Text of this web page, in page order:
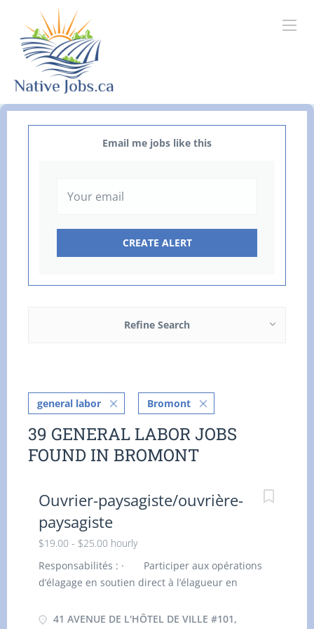
Email me jobs like this
Refine Search
general labor Bromont
39 GENERAL LABOR JOBS
FOUND IN BROMONT
Ouvrier-paysagiste/ouvrière-
paysagiste
$19.00 - $25.00 hourly
Responsabilités : · Participer aux opérations
d’élagage en soutien direct à l’élagueur en
du site et le balisage de la zone de travail. ·
41 AVENUE DE L'HÔTEL DE VILLE #101,